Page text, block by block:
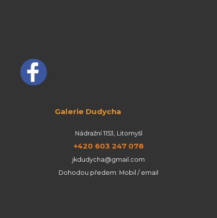
Galerie Dudycha
Nádražní 1153, Litomyšl
+420 603 247 078
jkdudycha@gmail.com
Dohodou předem: Mobil / email